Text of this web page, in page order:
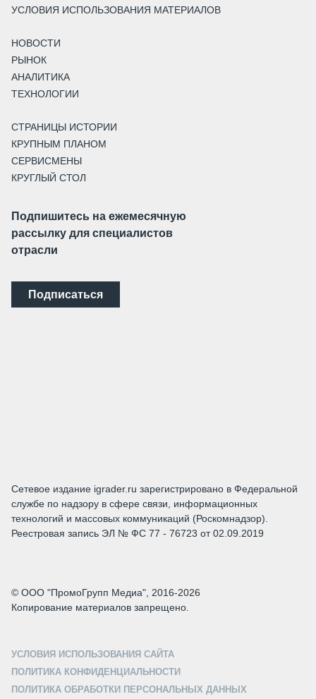
УСЛОВИЯ ИСПОЛЬЗОВАНИЯ МАТЕРИАЛОВ
НОВОСТИ
РЫНОК
АНАЛИТИКА
ТЕХНОЛОГИИ
СТРАНИЦЫ ИСТОРИИ
КРУПНЫМ ПЛАНОМ
СЕРВИСМЕНЫ
КРУГЛЫЙ СТОЛ
Подпишитесь на ежемесячную
рассылку для специалистов
отрасли
Подписаться
Сетевое издание igrader.ru зарегистрировано в Федеральной
службе по надзору в сфере связи, информационных
технологий и массовых коммуникаций (Роскомнадзор).
Реестровая запись ЭЛ № ФС 77 - 76723 от 02.09.2019
© ООО "ПромоГрупп Медиа", 2016-2026
Копирование материалов запрещено.
УСЛОВИЯ ИСПОЛЬЗОВАНИЯ САЙТА
ПОЛИТИКА КОНФИДЕНЦИАЛЬНОСТИ
ПОЛИТИКА ОБРАБОТКИ ПЕРСОНАЛЬНЫХ ДАННЫХ